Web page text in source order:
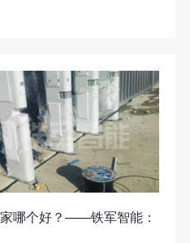
哪个好？——铁军智能：